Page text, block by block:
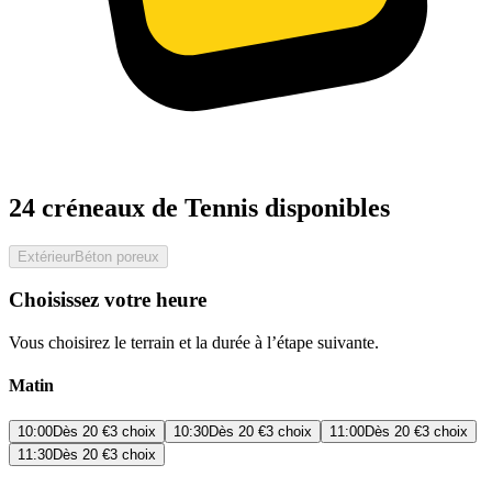
24 créneaux de Tennis disponibles
ExtérieurBéton poreux
Choisissez votre heure
Vous choisirez le terrain et la durée à l’étape suivante.
Matin
10:00Dès 20 €3 choix 10:30Dès 20 €3 choix 11:00Dès 20 €3 choix
11:30Dès 20 €3 choix